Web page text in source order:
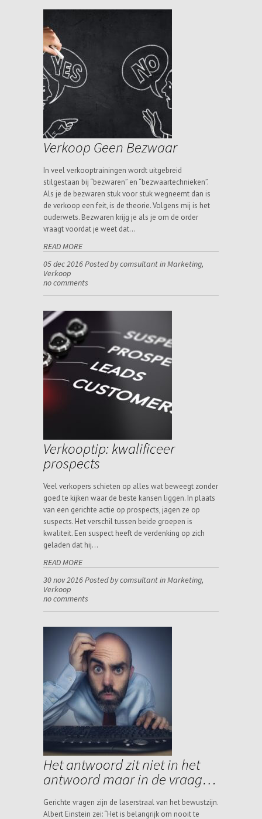
Verkoop Geen Bezwaar
In veel verkooptrainingen wordt uitgebreid
stilgestaan bij “bezwaren” en “bezwaartechnieken”.
Als je de bezwaren stuk voor stuk wegneemt dan is
de verkoop een feit, is de theorie. Volgens mij is het
ouderwets. Bezwaren krijg je als je om de order
vraagt voordat je weet dat…
READ MORE
05 dec 2016 Posted by comsultant inMarketing,
Verkoop
no comments
Verkooptip: kwalificeer
prospects
Veel verkopers schieten op alles wat beweegt zonder
goed te kijken waar de beste kansen liggen. In plaats
van een gerichte actie op prospects, jagen ze op
suspects. Het verschil tussen beide groepen is
kwaliteit. Een suspect heeft de verdenking op zich
geladen dat hij…
READ MORE
30 nov 2016 Posted by comsultant inMarketing,
Verkoop
no comments
Het antwoord zit niet in het
antwoord maar in de vraag…
Gerichte vragen zijn de laserstraal van het bewustzijn.
Albert Einstein zei: “Het is belangrijk om nooit te